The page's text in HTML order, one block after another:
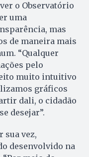
o Observatório
uma
mas
de maneira mais
“Qualquer
pelo
muito intuitivo
gráficos
dali, o cidadão
desejar”.
sua vez,
desenvolvido na